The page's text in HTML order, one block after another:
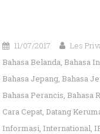
11/07/2017 Les
Bahasa Belanda, Bahasa
Bahasa Jepang, Bahasa
Bahasa Perancis, Bahasa
Cara Cepat, Datang
Informasi, International,